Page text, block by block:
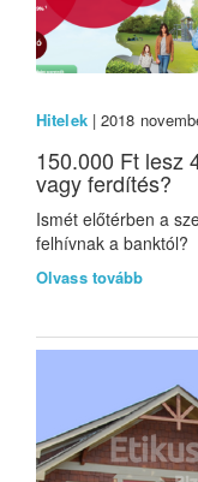
Hitelek| 2018
150.000 Ft lesz
vagy ferdítés?
Ismét előtérben a
felhívnak a
Olvass tovább